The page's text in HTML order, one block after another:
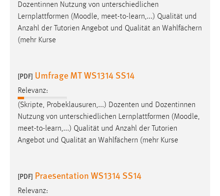
Dozentinnen Nutzung von unterschiedlichen
Lernplattformen (Moodle, meet-to-learn,...) Qualität und
Anzahl der Tutorien Angebot und Qualität an Wahlfächern
(mehr Kurse
[PDF] Umfrage MT WS1314 SS14
Relevanz:
(Skripte, Probeklausuren,...) Dozenten und Dozentinnen
Nutzung von unterschiedlichen Lernplattformen (Moodle,
meet-to-learn,...) Qualität und Anzahl der Tutorien
Angebot und Qualität an Wahlfächern (mehr Kurse
[PDF] Praesentation WS1314 SS14
Relevanz:
Plattformen anzeigen zu können, werden von diesen
externen Medien Cookies gesetzt.
YouTube
Vimeo